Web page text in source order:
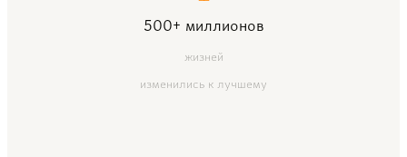
500+ миллионов
жизней
изменились к лучшему